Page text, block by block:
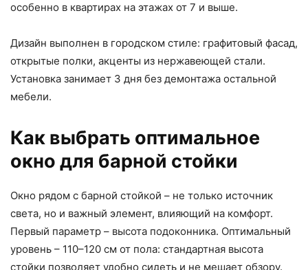
особенно в квартирах на этажах от 7 и выше.
Дизайн выполнен в городском стиле: графитовый фасад,
открытые полки, акценты из нержавеющей стали.
Установка занимает 3 дня без демонтажа остальной
мебели.
Как выбрать оптимальное
окно для барной стойки
Окно рядом с барной стойкой – не только источник
света, но и важный элемент, влияющий на комфорт.
Первый параметр – высота подоконника. Оптимальный
уровень – 110–120 см от пола: стандартная высота
стойки позволяет удобно сидеть и не мешает обзору.